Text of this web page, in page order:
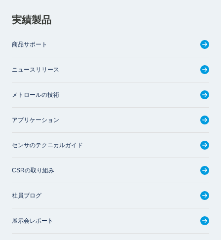
実績製品
商品サポート
ニュースリリース
メトロールの技術
アプリケーション
センサのテクニカルガイド
CSRの取り組み
社員ブログ
展示会レポート